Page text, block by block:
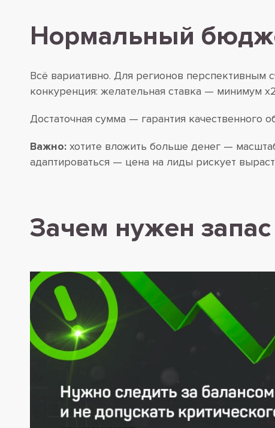
Нормальный
Всё вариативно. Для регионов
конкуренция: желательная ставка — минимум
Достаточная сумма — гарантия качественного
Важно: хотите вложить больше денег —
адаптироваться — цена на лиды рискует
Зачем нужен запас